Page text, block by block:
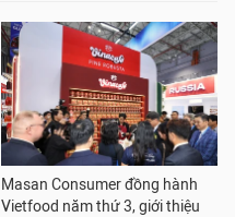
Masan Consumer đồng hành
Vietfood năm thứ 3, giới thiệu